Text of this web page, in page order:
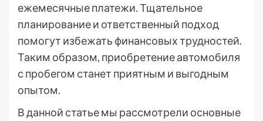
ежемесячные платежи. Тщательное
планирование и ответственный подход
помогут избежать финансовых трудностей.
Таким образом, приобретение автомобиля
с пробегом станет приятным и выгодным
опытом.
В данной статье мы рассмотрели основные